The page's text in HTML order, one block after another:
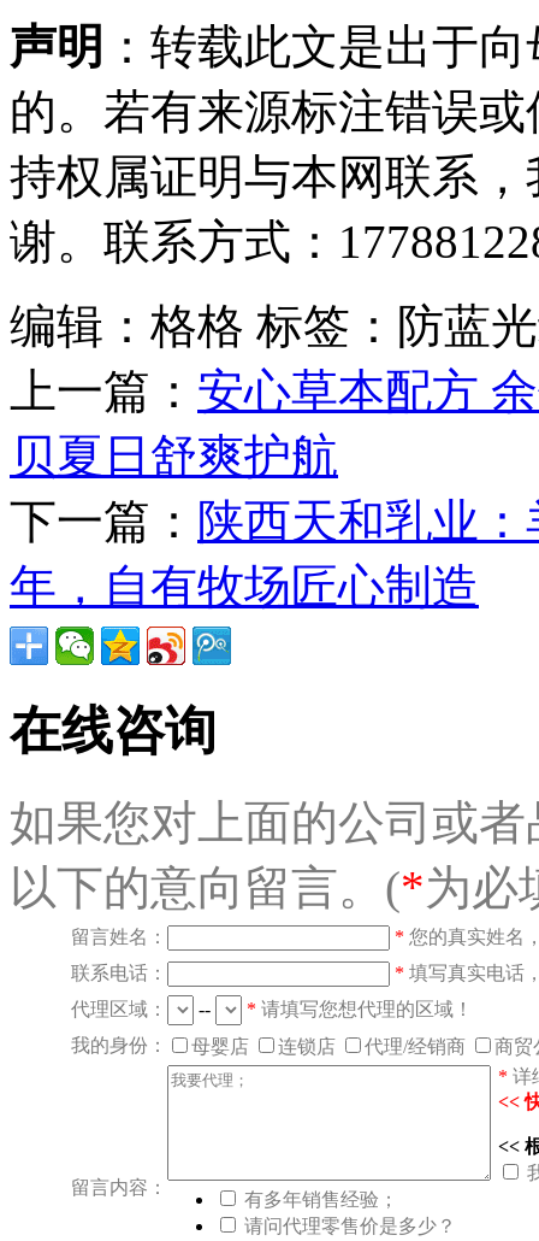
声明 ：转载此文是出于
的。若有来源标注错误
持权属证明与本网联系
谢。联系方式：
编辑：格格 标签：防蓝
上一篇： 安心草本配方
贝夏日舒爽护航
下一篇： 陕西天和乳业
年，自有牧场匠心制造
在线咨询
如果您对上面的公司或
以下的意向留言。(*为必
留言姓名： * 您的真实姓名
联系电话：
* 填写真实电话
代理区域：
-- * 请填写您想代理的区域！
我的身份：
母婴店 连锁店 代理/经销商 商贸
留言内容：
* 详
<<
<<
有多年销售经验；
请问代理零售价是多少？